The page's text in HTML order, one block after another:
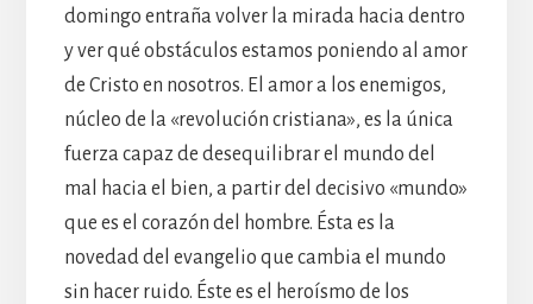
domingo entraña volver la mirada hacia dentro
y ver qué obstáculos estamos poniendo al amor
de Cristo en nosotros. El amor a los enemigos,
núcleo de la «revolución cristiana», es la única
fuerza capaz de desequilibrar el mundo del
mal hacia el bien, a partir del decisivo «mundo»
que es el corazón del hombre. Ésta es la
novedad del evangelio que cambia el mundo
sin hacer ruido. Éste es el heroísmo de los